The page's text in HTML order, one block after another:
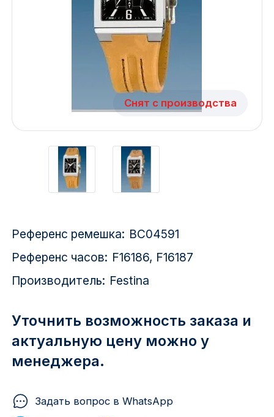
1 Поселок
2717 км
3-й Участок
4-й Участок
52127 городок
Снят с производства
Референс ремешка: BC04591
Референс часов: F16186, F16187
Производитель: Festina
Уточнить возможность заказа и
актуальную цену можно у
менеджера.
Задать вопрос в WhatsApp